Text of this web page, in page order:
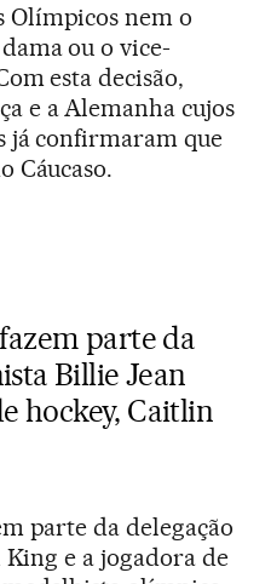
Olímpicos nem o
ou o vice-
esta decisão,
e a Alemanha cujos
já confirmaram que
Cáucaso.
parte da
Billie Jean
hockey, Caitlin
parte da delegação
e a jogadora de